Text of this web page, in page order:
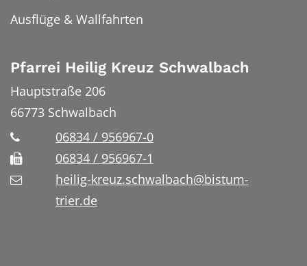
Ausflüge & Wallfahrten
Pfarrei Heilig Kreuz Schwalbach
Hauptstraße 206
66773 Schwalbach
06834 / 956967-0
06834 / 956967-1
heilig-kreuz.schwalbach@bistum-
trier.de